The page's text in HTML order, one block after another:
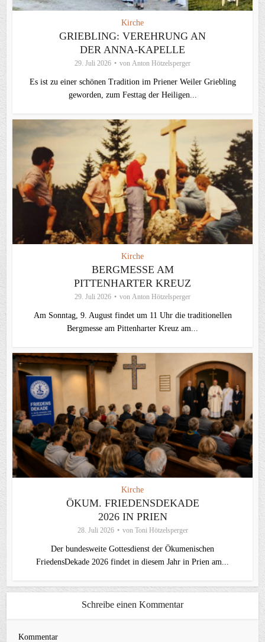
Kirche
GRIEBLING: VEREHRUNG AN
DER ANNA-KAPELLE
29. Juli 2026 von Anton Hötzelsperger
Es ist zu einer schönen Tradition im Priener Weiler Griebling
geworden, zum Festtag der Heiligen...
Kirche
BERGMESSE AM
PITTENHARTER KREUZ
29. Juli 2026 von Anton Hötzelsperger
Am Sonntag, 9. August findet um 11 Uhr die traditionellen
Bergmesse am Pittenharter Kreuz am...
Kirche
ÖKUM. FRIEDENSDEKADE
2026 IN PRIEN
28. Juli 2026 von Toni Hötzelsperger
Der bundesweite Gottesdienst der Ökumenischen
FriedensDekade 2026 findet in diesem Jahr in Prien am...
Schreibe einen Kommentar
Kommentar